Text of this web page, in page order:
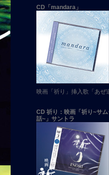
CD「mandara」
映画「祈り」挿入歌「あぜ
CD 祈り：映画「祈り~サ
話~」サントラ